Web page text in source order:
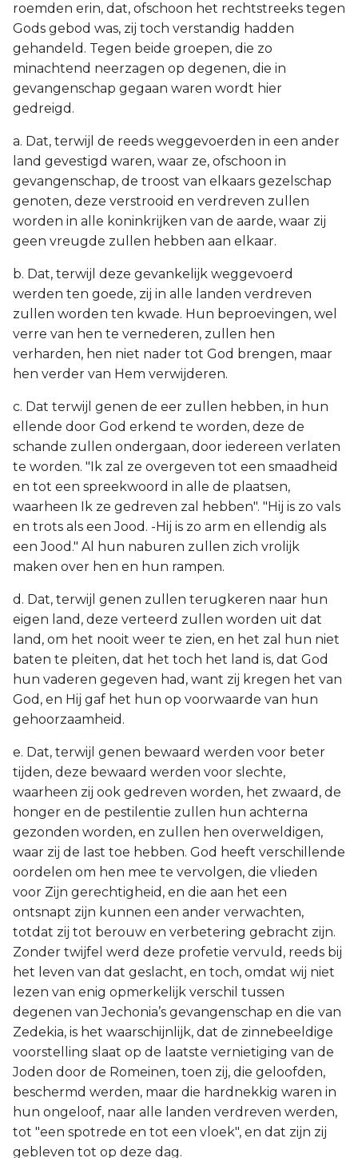
roemden erin, dat, ofschoon het rechtstreeks tegen
Gods gebod was, zij toch verstandig hadden
gehandeld. Tegen beide groepen, die zo
minachtend neerzagen op degenen, die in
gevangenschap gegaan waren wordt hier
gedreigd.
a. Dat, terwijl de reeds weggevoerden in een ander
land gevestigd waren, waar ze, ofschoon in
gevangenschap, de troost van elkaars gezelschap
genoten, deze verstrooid en verdreven zullen
worden in alle koninkrijken van de aarde, waar zij
geen vreugde zullen hebben aan elkaar.
b. Dat, terwijl deze gevankelijk weggevoerd
werden ten goede, zij in alle landen verdreven
zullen worden ten kwade. Hun beproevingen, wel
verre van hen te vernederen, zullen hen
verharden, hen niet nader tot God brengen, maar
hen verder van Hem verwijderen.
c. Dat terwijl genen de eer zullen hebben, in hun
ellende door God erkend te worden, deze de
schande zullen ondergaan, door iedereen verlaten
te worden. "Ik zal ze overgeven tot een smaadheid
en tot een spreekwoord in alle de plaatsen,
waarheen Ik ze gedreven zal hebben". "Hij is zo vals
en trots als een Jood. -Hij is zo arm en ellendig als
een Jood." Al hun naburen zullen zich vrolijk
maken over hen en hun rampen.
d. Dat, terwijl genen zullen terugkeren naar hun
eigen land, deze verteerd zullen worden uit dat
land, om het nooit weer te zien, en het zal hun niet
baten te pleiten, dat het toch het land is, dat God
hun vaderen gegeven had, want zij kregen het van
God, en Hij gaf het hun op voorwaarde van hun
gehoorzaamheid.
e. Dat, terwijl genen bewaard werden voor beter
tijden, deze bewaard werden voor slechte,
waarheen zij ook gedreven worden, het zwaard, de
honger en de pestilentie zullen hun achterna
gezonden worden, en zullen hen overweldigen,
waar zij de last toe hebben. God heeft verschillende
oordelen om hen mee te vervolgen, die vlieden
voor Zijn gerechtigheid, en die aan het een
ontsnapt zijn kunnen een ander verwachten,
totdat zij tot berouw en verbetering gebracht zijn.
Zonder twijfel werd deze profetie vervuld, reeds bij
het leven van dat geslacht, en toch, omdat wij niet
lezen van enig opmerkelijk verschil tussen
degenen van Jechonia’s gevangenschap en die van
Zedekia, is het waarschijnlijk, dat de zinnebeeldige
voorstelling slaat op de laatste vernietiging van de
Joden door de Romeinen, toen zij, die geloofden,
beschermd werden, maar die hardnekkig waren in
hun ongeloof, naar alle landen verdreven werden,
tot "een spotrede en tot een vloek", en dat zijn zij
gebleven tot op deze dag.